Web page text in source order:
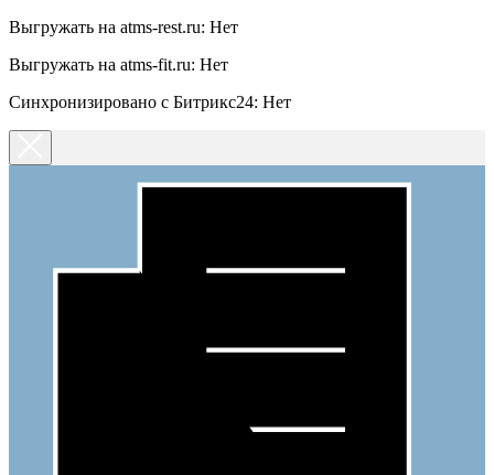
Выгружать на atms-rest.ru: Нет
Выгружать на atms-fit.ru: Нет
Синхронизировано с Битрикс24: Нет